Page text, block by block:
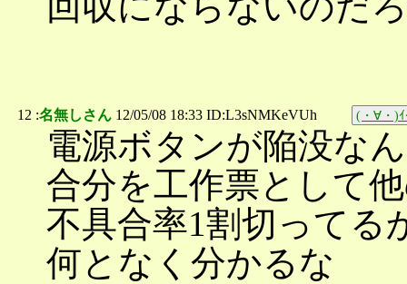
12 :名無しさん 12/05/08 18:33 ID:L3sNMKeVUh (・∀・)
電源ボタンが陥没な
合分を工作票として
不具合率1割切ってる
何となく分かるな